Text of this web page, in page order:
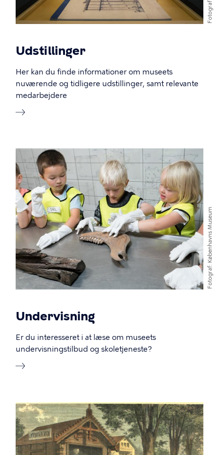
Fotograf
Udstillinger
Her kan du finde informationer om museets
nuværende og tidligere udstillinger, samt relevante
medarbejdere
Fotograf
Københavns Museum
Undervisning
Er du interesseret i at læse om museets
undervisningstilbud og skoletjeneste?